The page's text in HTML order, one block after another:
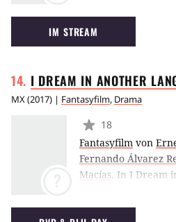
gibt – und dass sie
IM STREAM
I DREAM IN ANOTHER
MX(2017) | Fantasyfilm, Drama
18
Fantasyfilm von
Fernando Álvarez
Macías. In I Dream
Menschen auf der